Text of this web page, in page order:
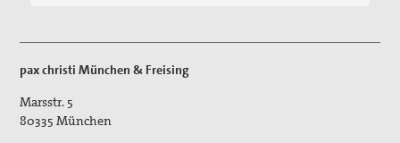
pax christi München & Freising
Marsstr. 5
80335 München